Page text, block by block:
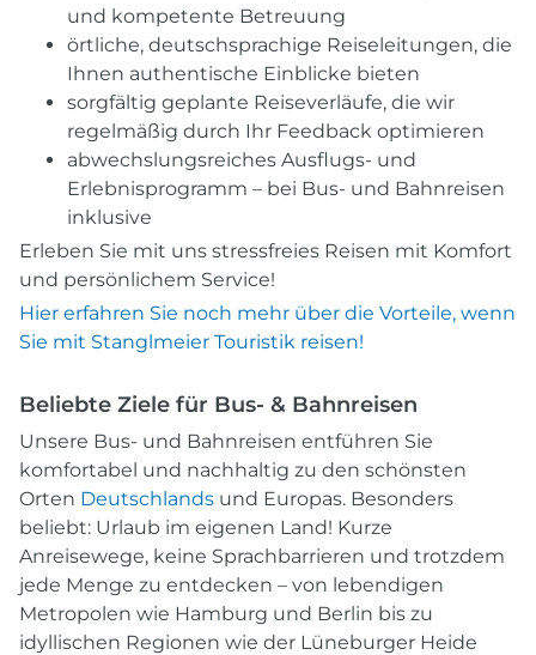
und kompetente Betreuung
örtliche, deutschsprachige Reiseleitungen, die
Ihnen authentische Einblicke bieten
sorgfältig geplante Reiseverläufe, die wir
regelmäßig durch Ihr Feedback optimieren
abwechslungsreiches Ausflugs- und
Erlebnisprogramm – bei Bus- und Bahnreisen
inklusive
Erleben Sie mit uns stressfreies Reisen mit Komfort
und persönlichem Service!
Hier erfahren Sie noch mehr über die Vorteile, wenn
Sie mit Stanglmeier Touristik reisen!
Beliebte Ziele für Bus- & Bahnreisen
Unsere Bus- und Bahnreisen entführen Sie
komfortabel und nachhaltig zu den schönsten
Orten Deutschlands und Europas. Besonders
beliebt: Urlaub im eigenen Land! Kurze
Anreisewege, keine Sprachbarrieren und trotzdem
jede Menge zu entdecken – von lebendigen
Metropolen wie Hamburg und Berlin bis zu
idyllischen Regionen wie der Lüneburger Heide